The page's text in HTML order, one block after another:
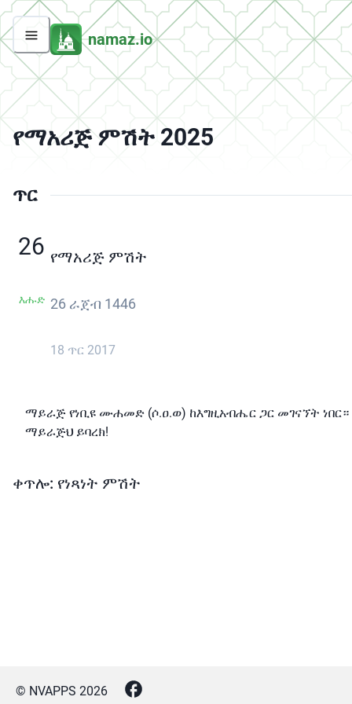
namaz.io
የማአሪጅ ምሽት 2025
ጥር
26
እሑድ
የማአሪጅ ምሽት
26 ራጀብ 1446
18 ጥር 2017
ማይራጅ የነቢዩ ሙሐመድ (ሶ.ዐ.ወ) ከእግዚአብሔር ጋር መገናኘት ነበር።
ማይራጅህ ይባረክ!
ቀጥሎ: የነጻነት ምሽት
© NVAPPS 2026